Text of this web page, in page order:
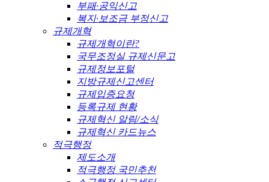
부패·공익신고
복지·보조금 부정신고
규제개혁
규제개혁이란?
국무조정실 규제신문고
규제정보포털
지방규제신고센터
규제입증요청
등록규제 현황
규제혁신 알림/소식
규제혁신 카드뉴스
적극행정
제도소개
적극행정 국민추천